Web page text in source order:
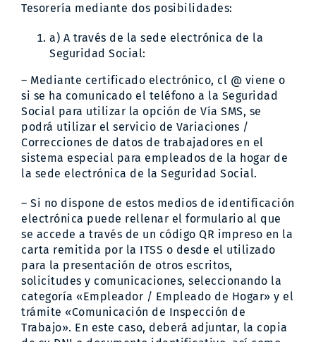
Tesorería mediante dos posibilidades:
a) A través de la sede electrónica de la
Seguridad Social:
– Mediante certificado electrónico, cl @ viene o
si se ha comunicado el teléfono a la Seguridad
Social para utilizar la opción de Vía SMS, se
podrá utilizar el servicio de Variaciones /
Correcciones de datos de trabajadores en el
sistema especial para empleados de la hogar de
la sede electrónica de la Seguridad Social.
– Si no dispone de estos medios de identificación
electrónica puede rellenar el formulario al que
se accede a través de un código QR impreso en la
carta remitida por la ITSS o desde el utilizado
para la presentación de otros escritos,
solicitudes y comunicaciones, seleccionando la
categoría «Empleador / Empleado de Hogar» y el
trámite «Comunicación de Inspección de
Trabajo». En este caso, deberá adjuntar, la copia